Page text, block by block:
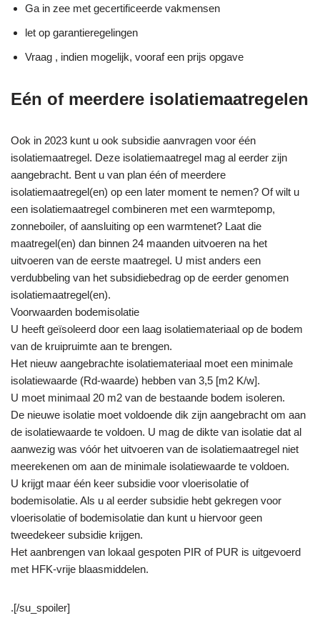
Ga in zee met gecertificeerde vakmensen
let op garantieregelingen
Vraag , indien mogelijk, vooraf een prijs opgave
Eén of meerdere isolatiemaatregelen
Ook in 2023 kunt u ook subsidie aanvragen voor één
isolatiemaatregel. Deze isolatiemaatregel mag al eerder zijn
aangebracht. Bent u van plan één of meerdere
isolatiemaatregel(en) op een later moment te nemen? Of wilt u
een isolatiemaatregel combineren met een warmtepomp,
zonneboiler, of aansluiting op een warmtenet? Laat die
maatregel(en) dan binnen 24 maanden uitvoeren na het
uitvoeren van de eerste maatregel. U mist anders een
verdubbeling van het subsidiebedrag op de eerder genomen
isolatiemaatregel(en).
Voorwaarden bodemisolatie
U heeft geïsoleerd door een laag isolatiemateriaal op de bodem
van de kruipruimte aan te brengen.
Het nieuw aangebrachte isolatiemateriaal moet een minimale
isolatiewaarde (Rd-waarde) hebben van 3,5 [m2 K/w].
U moet minimaal 20 m2 van de bestaande bodem isoleren.
De nieuwe isolatie moet voldoende dik zijn aangebracht om aan
de isolatiewaarde te voldoen. U mag de dikte van isolatie dat al
aanwezig was vóór het uitvoeren van de isolatiemaatregel niet
meerekenen om aan de minimale isolatiewaarde te voldoen.
U krijgt maar één keer subsidie voor vloerisolatie of
bodemisolatie. Als u al eerder subsidie hebt gekregen voor
vloerisolatie of bodemisolatie dan kunt u hiervoor geen
tweedekeer subsidie krijgen.
Het aanbrengen van lokaal gespoten PIR of PUR is uitgevoerd
met HFK-vrije blaasmiddelen.
.[/su_spoiler]